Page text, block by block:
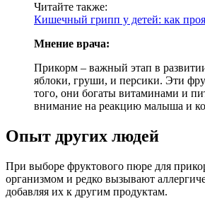
Читайте также:
Кишечный грипп у детей: как
Мнение врача:
Прикорм – важный этап в
яблоки, груши, и персики. Эти
того, они богаты витаминами и
внимание на реакцию малыша и
Опыт других людей
При выборе фруктового пюре для
организмом и редко вызывают
добавляя их к другим продуктам.